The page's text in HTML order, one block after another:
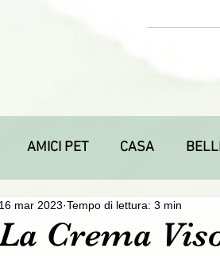
AMICI PET CASA
Crema
mar 2023 Tempo di lettura: 3 min